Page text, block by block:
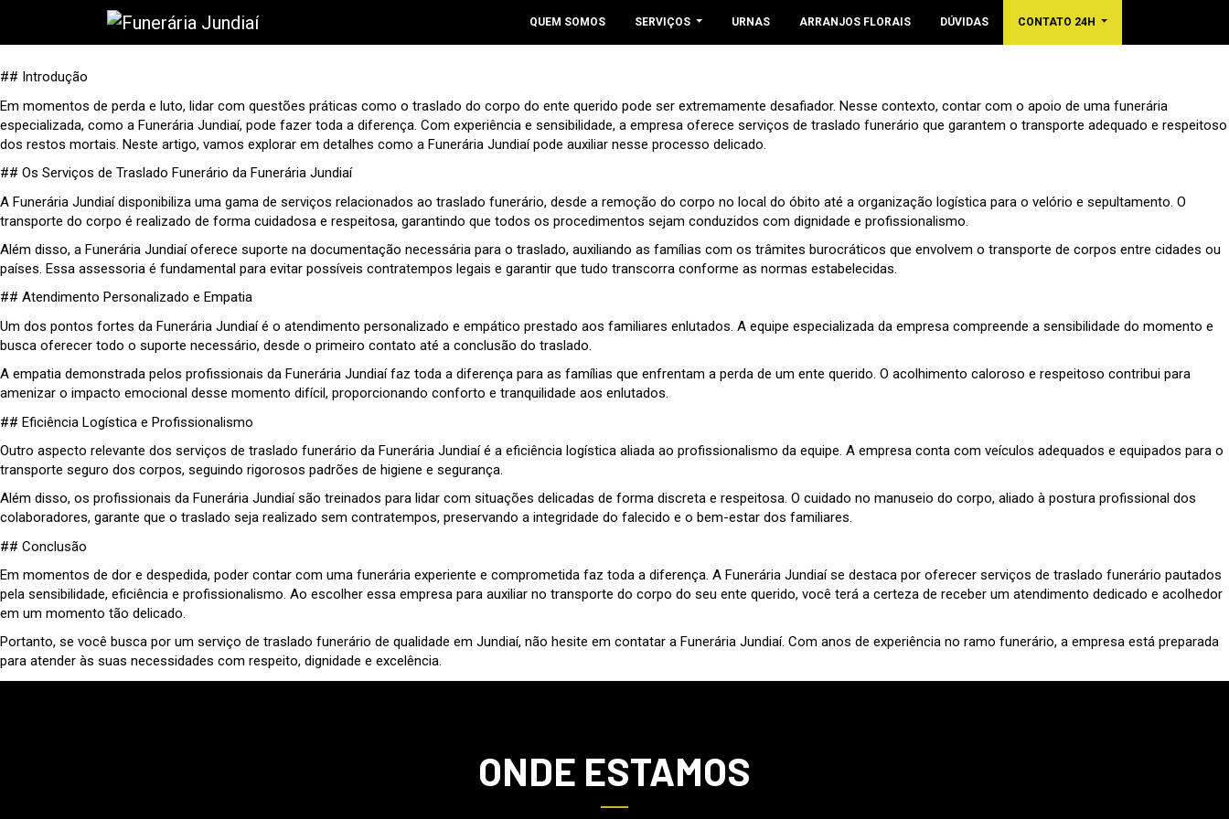
QUEM SOMOS SERVIÇOS URNAS ARRANJOS FLORAIS DÚVIDAS CONTATO 24H
## Introdução
Em momentos de perda e luto, lidar com questões práticas como o traslado do corpo do ente querido pode ser extremamente desafiador. Nesse contexto, contar com o apoio de uma funerária
especializada, como a Funerária Jundiaí, pode fazer toda a diferença. Com experiência e sensibilidade, a empresa oferece serviços de traslado funerário que garantem o transporte adequado e respeitoso
dos restos mortais. Neste artigo, vamos explorar em detalhes como a Funerária Jundiaí pode auxiliar nesse processo delicado.
## Os Serviços de Traslado Funerário da Funerária Jundiaí
A Funerária Jundiaí disponibiliza uma gama de serviços relacionados ao traslado funerário, desde a remoção do corpo no local do óbito até a organização logística para o velório e sepultamento. O
transporte do corpo é realizado de forma cuidadosa e respeitosa, garantindo que todos os procedimentos sejam conduzidos com dignidade e profissionalismo.
Além disso, a Funerária Jundiaí oferece suporte na documentação necessária para o traslado, auxiliando as famílias com os trâmites burocráticos que envolvem o transporte de corpos entre cidades ou
países. Essa assessoria é fundamental para evitar possíveis contratempos legais e garantir que tudo transcorra conforme as normas estabelecidas.
## Atendimento Personalizado e Empatia
Um dos pontos fortes da Funerária Jundiaí é o atendimento personalizado e empático prestado aos familiares enlutados. A equipe especializada da empresa compreende a sensibilidade do momento e
busca oferecer todo o suporte necessário, desde o primeiro contato até a conclusão do traslado.
A empatia demonstrada pelos profissionais da Funerária Jundiaí faz toda a diferença para as famílias que enfrentam a perda de um ente querido. O acolhimento caloroso e respeitoso contribui para
amenizar o impacto emocional desse momento difícil, proporcionando conforto e tranquilidade aos enlutados.
## Eficiência Logística e Profissionalismo
Outro aspecto relevante dos serviços de traslado funerário da Funerária Jundiaí é a eficiência logística aliada ao profissionalismo da equipe. A empresa conta com veículos adequados e equipados para o
transporte seguro dos corpos, seguindo rigorosos padrões de higiene e segurança.
Além disso, os profissionais da Funerária Jundiaí são treinados para lidar com situações delicadas de forma discreta e respeitosa. O cuidado no manuseio do corpo, aliado à postura profissional dos
colaboradores, garante que o traslado seja realizado sem contratempos, preservando a integridade do falecido e o bem-estar dos familiares.
## Conclusão
Em momentos de dor e despedida, poder contar com uma funerária experiente e comprometida faz toda a diferença. A Funerária Jundiaí se destaca por oferecer serviços de traslado funerário pautados
pela sensibilidade, eficiência e profissionalismo. Ao escolher essa empresa para auxiliar no transporte do corpo do seu ente querido, você terá a certeza de receber um atendimento dedicado e acolhedor
em um momento tão delicado.
Portanto, se você busca por um serviço de traslado funerário de qualidade em Jundiaí, não hesite em contatar a Funerária Jundiaí. Com anos de experiência no ramo funerário, a empresa está preparada
para atender às suas necessidades com respeito, dignidade e excelência.
ONDE ESTAMOS